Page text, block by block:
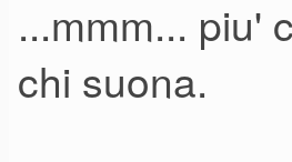
...mmm... piu'
chi suona.